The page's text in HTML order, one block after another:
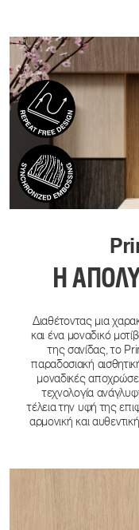
Η
Διαθέτοντας μια
και ένα μοναδικό
της σανίδας, το
παραδοσιακή
μοναδικές
τεχνολογία
τέλεια την υφή της
αρμονική και